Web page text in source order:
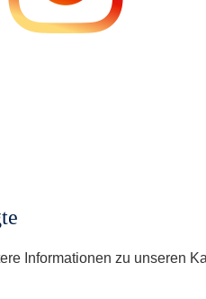
Informationen zu unseren